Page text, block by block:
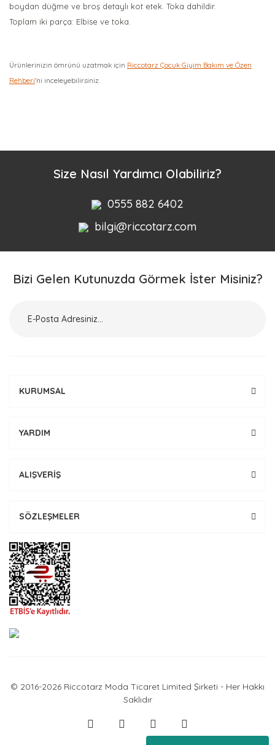
boydan düğme ve broş detaylı kot etek. Toka dahildir.
Toplam iki parça: Elbise ve toka.
Ürünlerinizin ömrünü uzatmak için Riccotarz Çocuk Giyim Bakım ve Özen
Rehberi'ni inceleyebilirsiniz.
Size Nasıl Yardımcı Olabiliriz?
0555 882 6402
bilgi@riccotarz.com
Bizi Gelen Kutunuzda Görmek İster Misiniz?
KURUMSAL
YARDIM
ALIŞVERİŞ
SÖZLEŞMELER
© 2016-2026 Riccotarz Moda Ticaret Limited Şirketi - Her Hakkı
Saklıdır